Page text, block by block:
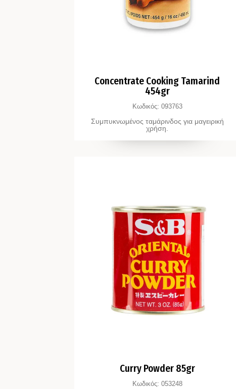
Concentrate Cooking Tamarind
454gr
Κωδικός: 093763
Συμπυκνωμένος ταμάρινδος για μαγειρική
χρήση.
Curry Powder 85gr
Κωδικός: 053248